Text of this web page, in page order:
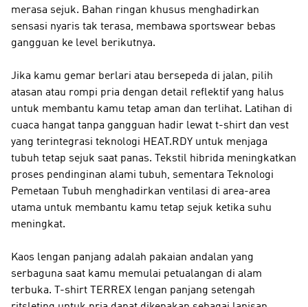
merasa sejuk. Bahan ringan khusus menghadirkan
sensasi nyaris tak terasa, membawa sportswear bebas
gangguan ke level berikutnya.
Jika kamu gemar berlari atau bersepeda di jalan, pilih
atasan atau rompi pria dengan detail reflektif yang halus
untuk membantu kamu tetap aman dan terlihat. Latihan di
cuaca hangat tanpa gangguan hadir lewat t-shirt dan vest
yang terintegrasi teknologi HEAT.RDY untuk menjaga
tubuh tetap sejuk saat panas. Tekstil hibrida meningkatkan
proses pendinginan alami tubuh, sementara Teknologi
Pemetaan Tubuh menghadirkan ventilasi di area-area
utama untuk membantu kamu tetap sejuk ketika suhu
meningkat.
Kaos lengan panjang adalah pakaian andalan yang
serbaguna saat kamu memulai petualangan di alam
terbuka. T-shirt TERREX lengan panjang setengah